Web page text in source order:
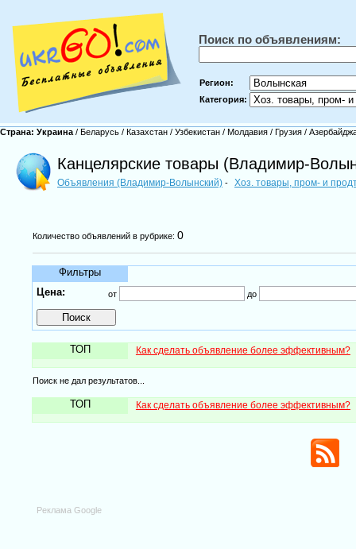
Поиск по объявлениям:
Регион:
Категория:
Страна: Украина / Беларусь / Казахстан / Узбекистан / Молдавия / Грузия /
Канцелярские товары (Владимир-
Объявления (Владимир-Волынский) - Хоз. товары, пром- и
Количество объявлений в рубрике: 0
Фильтры
Цена:
от до
ТОП Как сделать объявление более эффективным?
Поиск не дал результатов...
ТОП Как сделать объявление более эффективным?
Реклама Google